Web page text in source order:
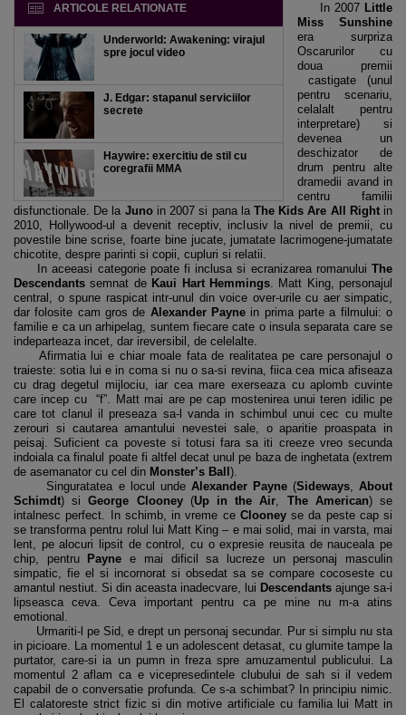
ARTICOLE RELATIONATE
Underworld: Awakening: virajul
spre jocul video
J. Edgar: stapanul serviciilor
secrete
Haywire: exercitiu de stil cu
coregrafii MMA
In 2007 Little
Miss Sunshine
era surpriza
Oscarurilor cu
doua premii
castigate (unul
pentru scenariu,
celalalt pentru
interpretare) si
devenea un
deschizator de
drum pentru alte
dramedii avand in
centru familii
disfunctionale. De la Junoin 2007 si pana la The Kids Are All Rightin
2010, Hollywood-ul a devenit receptiv, inclusiv la nivel de premii, cu
povestile bine scrise, foarte bine jucate, jumatate lacrimogene-jumatate
chicotite, despre parinti si copii, cupluri si relatii.
In aceeasi categorie poate fi inclusa si ecranizarea romanului The
Descendants semnat de Kaui Hart Hemmings. Matt King, personajul
central, o spune raspicat intr-unul din voice over-urile cu aer simpatic,
dar folosite cam gros de Alexander Payne in prima parte a filmului: o
familie e ca un arhipelag, suntem fiecare cate o insula separata care se
indeparteaza incet, dar ireversibil, de celelalte.
Afirmatia lui e chiar moale fata de realitatea pe care personajul o
traieste: sotia lui e in coma si nu o sa-si revina, fiica cea mica afiseaza
cu drag degetul mijlociu, iar cea mare exerseaza cu aplomb cuvinte
care incep cu “f”. Matt mai are pe cap mostenirea unui teren idilic pe
care tot clanul il preseaza sa-l vanda in schimbul unui cec cu multe
zerouri si cautarea amantului nevestei sale, o aparitie proaspata in
peisaj. Suficient ca poveste si totusi fara sa iti creeze vreo secunda
indoiala ca finalul poate fi altfel decat unul pe baza de inghetata (extrem
de asemanator cu cel din Monster’s Ball ).
Singuratatea e locul unde Alexander Payne(Sideways,About
Schimdt) siGeorge Clooney(Up in the Air, The American) se
intalnesc perfect. In schimb, in vreme ce Clooneyse da peste cap si
se transforma pentru rolul lui Matt King – e mai solid, mai in varsta, mai
lent, pe alocuri lipsit de control, cu o expresie reusita de nauceala pe
chip, pentru
Payne e mai dificil sa lucreze un personaj masculin
simpatic, fie el si incornorat si obsedat sa se compare cocoseste cu
amantul nestiut. Si din aceasta inadecvare, lui Descendants ajunge sa-i
lipseasca ceva. Ceva important pentru ca pe mine nu m-a atins
emotional.
Urmariti-l pe Sid, e drept un personaj secundar. Pur si simplu nu sta
in picioare. La momentul 1 e un adolescent detasat, cu glumite tampe la
purtator, care-si ia un pumn in freza spre amuzamentul publicului. La
momentul 2 aflam ca e vicepresedintele clubului de sah si il vedem
capabil de o conversatie profunda. Ce s-a schimbat? In principiu nimic.
El calatoreste strict fizic si din motive artificiale cu familia lui Matt in